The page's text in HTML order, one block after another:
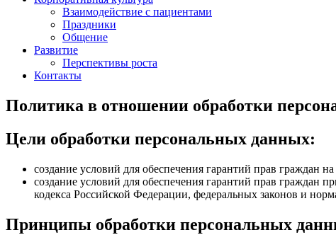
Взаимодействие с пациентами
Праздники
Общение
Развитие
Перспективы роста
Контакты
Политика в отношении обработки
Цели обработки персональных данных:
создание условий для обеспечения гарантий прав граждан
создание условий для обеспечения гарантий прав граждан
кодекса Российской Федерации, федеральных законов и
Принципы обработки персональных